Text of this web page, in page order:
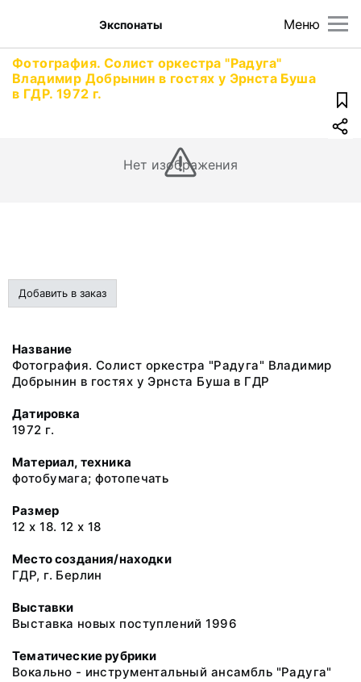
Меню
Экспонаты
Фотография. Солист оркестра "Радуга"
Владимир Добрынин в гостях у Эрнста Буша
в ГДР. 1972 г.
Нет изображения
Добавить в заказ
Название
Фотография. Солист оркестра "Радуга" Владимир
Добрынин в гостях у Эрнста Буша в ГДР
Датировка
1972 г.
Материал, техника
фотобумага; фотопечать
Размер
12 х 18. 12 х 18
Место создания/находки
ГДР, г. Берлин
Выставки
Выставка новых поступлений 1996
Тематические рубрики
Вокально - инструментальный ансамбль "Радуга"